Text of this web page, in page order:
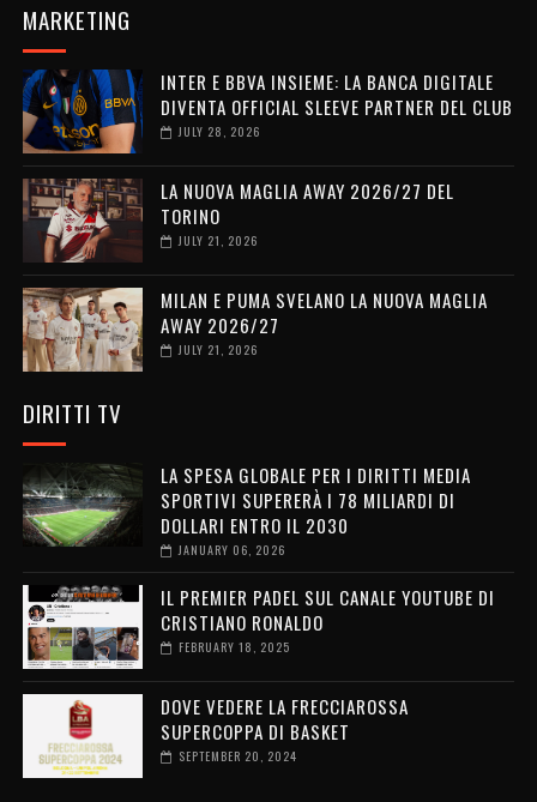
MARKETING
INTER E BBVA INSIEME: LA BANCA DIGITALE
DIVENTA OFFICIAL SLEEVE PARTNER DEL CLUB
JULY 28, 2026
LA NUOVA MAGLIA AWAY 2026/27 DEL
TORINO
JULY 21, 2026
MILAN E PUMA SVELANO LA NUOVA MAGLIA
AWAY 2026/27
JULY 21, 2026
DIRITTI TV
LA SPESA GLOBALE PER I DIRITTI MEDIA
SPORTIVI SUPERERÀ I 78 MILIARDI DI
DOLLARI ENTRO IL 2030
JANUARY 06, 2026
IL PREMIER PADEL SUL CANALE YOUTUBE DI
CRISTIANO RONALDO
FEBRUARY 18, 2025
DOVE VEDERE LA FRECCIAROSSA
SUPERCOPPA DI BASKET
SEPTEMBER 20, 2024